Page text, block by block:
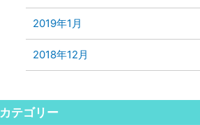
2019年1月
2018年12月
カテゴリー